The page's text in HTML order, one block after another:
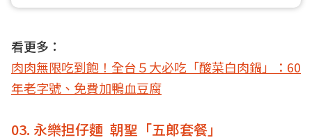
看更多：
肉肉無限吃到飽！全台５大必吃「酸菜白肉鍋」：60
年老字號、免費加鴨血豆腐
03. 永樂担仔麵 朝聖「五郎套餐」